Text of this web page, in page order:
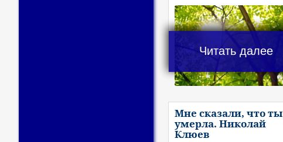
Читать далее
Мне сказали, что ты
умерла. Николай
Клюев